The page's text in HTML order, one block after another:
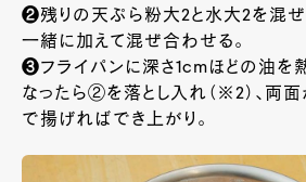
❷残りの天ぷら粉大2と水大2を混ぜ
一緒に加えて混ぜ合わせる。
❸フライパンに深さ1cmほどの油を
なったら②を落とし入れ（※2）、両
で揚げればでき上がり。